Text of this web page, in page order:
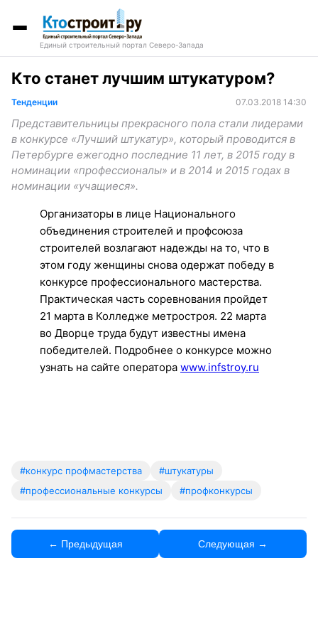
Единый строительный портал Северо-Запада
Кто станет лучшим штукатуром?
Тенденции 07.03.2018 14:30
Представительницы прекрасного пола стали лидерами
в конкурсе «Лучший штукатур», который проводится в
Петербурге ежегодно последние 11 лет, в 2015 году в
номинации «профессионалы» и в 2014 и 2015 годах в
номинации «учащиеся».
Организаторы в лице Национального
объединения строителей и профсоюза
строителей возлагают надежды на то, что в
этом году женщины снова одержат победу в
конкурсе профессионального мастерства.
Практическая часть соревнования пройдет
21 марта в Колледже метростроя. 22 марта
во Дворце труда будут известны имена
победителей. Подробнее о конкурсе можно
узнать на сайте оператора www.infstroy.ru
#конкурс профмастерства
#штукатуры
#профессиональные конкурсы
#профконкурсы
← Предыдущая Следующая →